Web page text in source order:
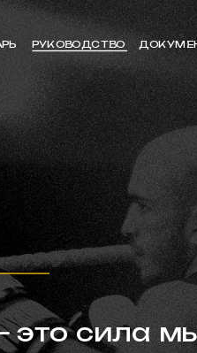
РУКОВОДСТВО
это сила